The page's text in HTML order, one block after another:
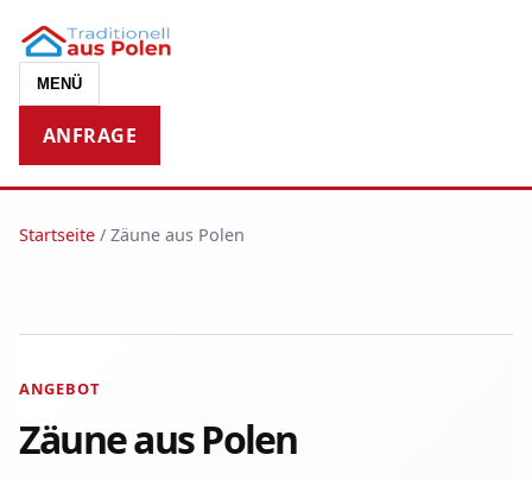
MENÜ
ANFRAGE
Startseite / Zäune aus Polen
ANGEBOT
Zäune aus Polen